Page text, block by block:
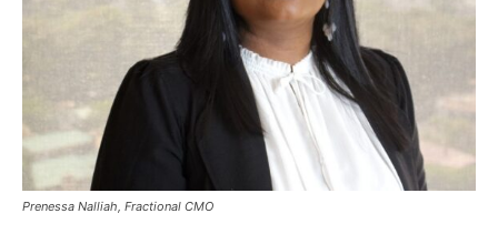
Prenessa Nalliah, Fractional CMO